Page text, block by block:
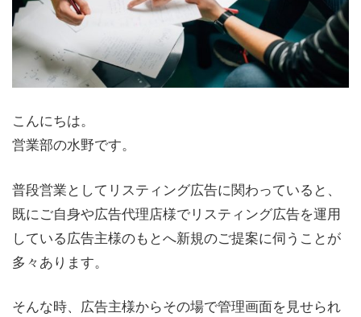
こんにちは。
営業部の水野です。
普段営業としてリスティング広告に関わっていると、
既にご自身や広告代理店様でリスティング広告を運用
している広告主様のもとへ新規のご提案に伺うことが
多々あります。
そんな時、広告主様からその場で管理画面を見せられ